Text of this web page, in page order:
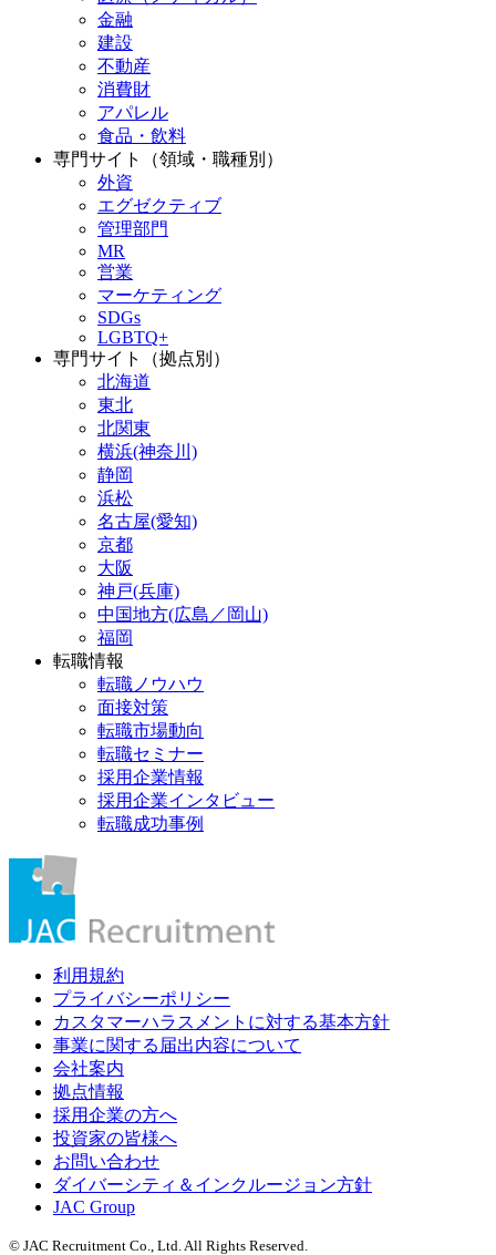
金融
建設
不動産
消費財
アパレル
食品・飲料
専門サイト（領域・職種別）
外資
エグゼクティブ
管理部門
MR
営業
マーケティング
SDGs
LGBTQ+
専門サイト（拠点別）
北海道
東北
北関東
横浜(神奈川)
静岡
浜松
名古屋(愛知)
京都
大阪
神戸(兵庫)
中国地方(広島／岡山)
福岡
転職情報
転職ノウハウ
面接対策
転職市場動向
転職セミナー
採用企業情報
採用企業インタビュー
転職成功事例
利用規約
プライバシーポリシー
カスタマーハラスメントに対する基本方針
事業に関する届出内容について
会社案内
拠点情報
採用企業の方へ
投資家の皆様へ
お問い合わせ
ダイバーシティ＆インクルージョン方針
JAC Group
© JAC Recruitment Co., Ltd. All Rights Reserved.